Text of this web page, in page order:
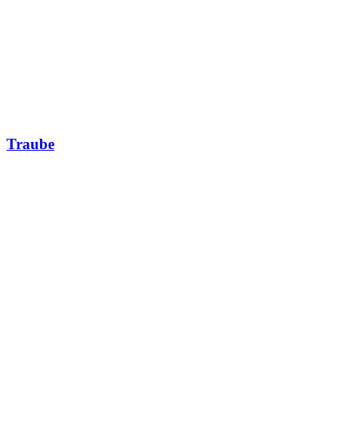
Traube